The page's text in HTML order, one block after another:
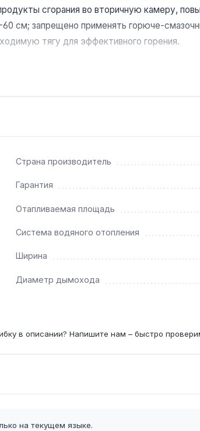
сгорания во вторичную камеру,
см; запрещено применять горюче-
тягу для эффективного горения.
домах, коттеджах и дачах, где требуется
Страна производитель
Гарантия
Отапливаемая площадь
Система водяного отопления
Ширина
Диаметр дымохода
в описании? Напишите нам – быстро
на текущем языке.